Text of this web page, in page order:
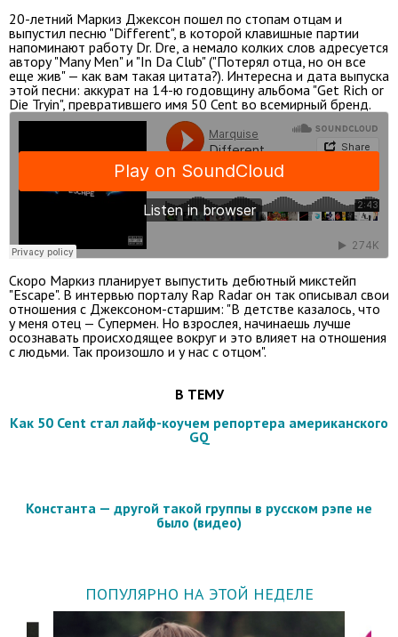
20-летний Маркиз Джексон пошел по стопам отцам и
выпустил песню "Different", в которой клавишные партии
напоминают работу Dr. Dre, а немало колких слов адресуется
автору "Many Men" и "In Da Club" ("Потерял отца, но он все
еще жив" — как вам такая цитата?). Интересна и дата выпуска
этой песни: аккурат на 14-ю годовщину альбома "Get Rich or
Die Tryin", превратившего имя 50 Cent во всемирный бренд.
Скоро Маркиз планирует выпустить дебютный микстейп
"Escape". В интервью порталу Rap Radar он так описывал свои
отношения с Джексоном-старшим: "В детстве казалось, что
у меня отец — Супермен. Но взрослея, начинаешь лучше
осознавать происходящее вокруг и это влияет на отношения
с людьми. Так произошло и у нас с отцом".
В ТЕМУ
Как 50 Cent стал лайф-коучем репортера американского
GQ
Константа — другой такой группы в русском рэпе не
было (видео)
ПОПУЛЯРНО НА ЭТОЙ НЕДЕЛЕ